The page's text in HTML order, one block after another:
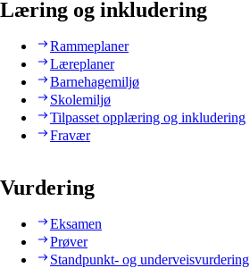
Læring og inkludering
Rammeplaner
Læreplaner
Barnehagemiljø
Skolemiljø
Tilpasset opplæring og inkludering
Fravær
Vurdering
Eksamen
Prøver
Standpunkt- og underveisvurdering